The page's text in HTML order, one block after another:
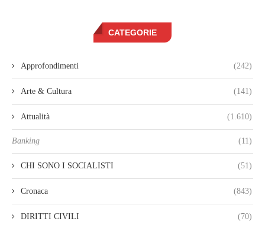
CATEGORIE
Approfondimenti (242)
Arte & Cultura (141)
Attualità (1.610)
Banking (11)
CHI SONO I SOCIALISTI (51)
Cronaca (843)
DIRITTI CIVILI (70)